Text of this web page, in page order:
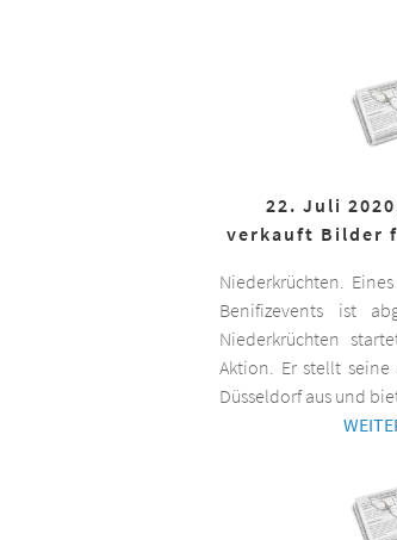
22. Juli
verkauft Bilder
Niederkrüchten.
Benifizevents ist
Niederkrüchten
Aktion. Er stellt
Düsseldorf aus und